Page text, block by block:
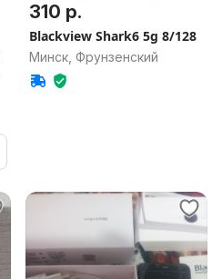
310 р.
Blackview Shark6 5g 8/128
Минск, Фрунзенский